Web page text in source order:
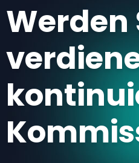
Werden